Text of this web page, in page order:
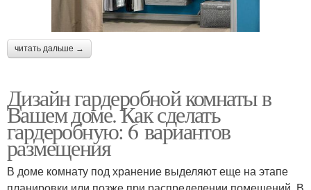
читать дальше →
Дизайн гардеробной комнаты в
Вашем доме. Как сделать
гардеробную: 6 вариантов
размещения
В доме комнату под хранение выделяют еще на этапе